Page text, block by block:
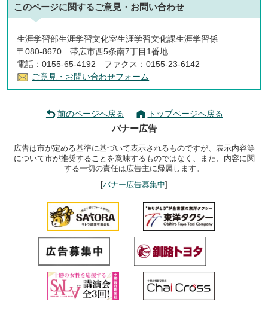
このページに関するご意見・お問い合わせ
生涯学習部生涯学習文化室生涯学習文化課生涯学習係
〒080-8670 帯広市西5条南7丁目1番地
電話：0155-65-4192 ファクス：0155-23-6142
ご意見・お問い合わせフォーム
前のページへ戻る トップページへ戻る
バナー広告
広告は市が定める基準に基づいて表示されるものですが、表示内容等
について市が推奨することを意味するものではなく、また、内容に関
する一切の責任は広告主に帰属します。
[バナー広告募集中]